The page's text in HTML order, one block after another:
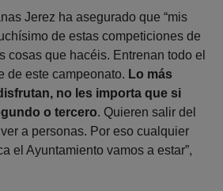
Jerez ha asegurado que “mis
de estas competiciones de
cosas que hacéis. Entrenan todo el
de este campeonato. Lo más
no les importa que si
o tercero. Quieren salir del
a personas. Por eso cualquier
el Ayuntamiento vamos a estar”,